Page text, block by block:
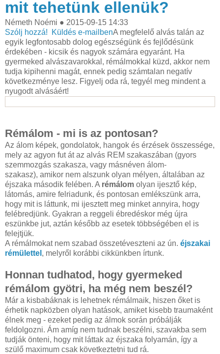
mit tehetünk ellenük?
Németh Noémi ● 2015-09-15 14:33
Szólj hozzá!
Küldés e-mailbenA megfelelő alvás talán az
egyik legfontosabb dolog egészségünk és fejlődésünk
érdekében - kicsik és nagyok számára egyaránt. Ha
gyermeked alvászavarokkal, rémálmokkal küzd, akkor nem
tudja kipihenni magát, ennek pedig számtalan negatív
következménye lesz. Figyelj oda rá, tegyél meg mindent a
nyugodt alvásáért!
Rémálom - mi is az pontosan?
Az álom képek, gondolatok, hangok és érzések összessége,
mely az agyon fut át az alvás REM szakaszában (gyors
szemmozgás szakasza, vagy másnéven álom-
szakasz), amikor nem alszunk olyan mélyen, általában az
éjszaka második felében. A rémálom olyan ijesztő kép,
látomás, amire felriadunk, és pontosan emlékszünk arra,
hogy mit is láttunk, mi ijesztett meg minket annyira, hogy
felébredjünk. Gyakran a reggeli ébredéskor még újra
eszünkbe jut, aztán később az esetek többségében el is
felejtjük.
A rémálmokat nem szabad összetéveszteni az ún. éjszakai
rémülettel , melyről korábbi cikkünkben írtunk.
Honnan tudhatod, hogy gyermeked
rémálom gyötri, ha még nem beszél?
Már a kisbabáknak is lehetnek rémálmaik, hiszen őket is
érhetik napközben olyan hatások, amiket kisebb traumaként
élnek meg - ezeket pedig az álmok során próbálják
feldolgozni. Ám amíg nem tudnak beszélni, szavakba sem
tudják önteni, hogy mit láttak az éjszaka folyamán, így a
szülő maximum csak következtetni tud rá.